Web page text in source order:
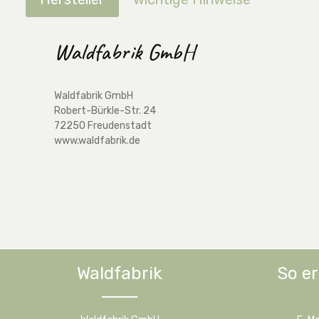
Waldfabrik GmbH
Waldfabrik GmbH
Robert-Bürkle-Str. 24
72250 Freudenstadt
www.waldfabrik.de
Waldfabrik So